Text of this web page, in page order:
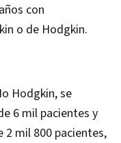
con
o de Hodgkin.
Hodgkin, se
6 mil pacientes y
mil 800 pacientes,